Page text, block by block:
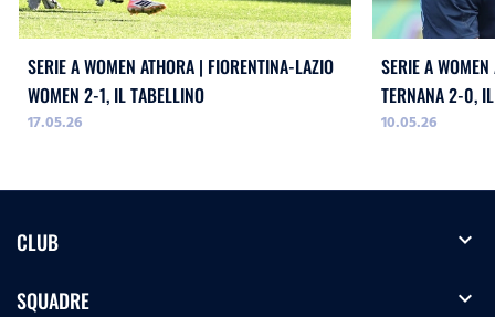
SERIE A WOMEN ATHORA | FIORENTINA-LAZIO
WOMEN 2-1, IL TABELLINO
17.05.26
SERIE A
TERNANA 2-0,
10.05.26
CLUB expand_more
SQUADRE expand_more